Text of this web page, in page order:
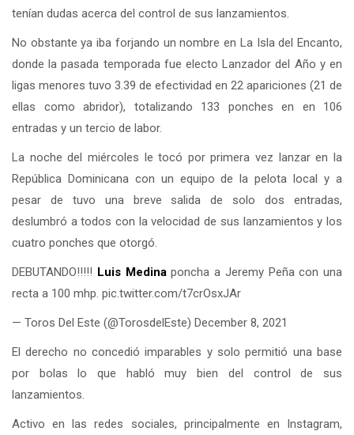
tenían dudas acerca del control de sus lanzamientos.
No obstante ya iba forjando un nombre en La Isla del Encanto,
donde la pasada temporada fue electo Lanzador del Año y en
ligas menores tuvo 3.39 de efectividad en 22 apariciones (21 de
ellas como abridor), totalizando 133 ponches en en 106
entradas y un tercio de labor.
La noche del miércoles le tocó por primera vez lanzar en la
República Dominicana con un equipo de la pelota local y a
pesar de tuvo una breve salida de solo dos entradas,
deslumbró a todos con la velocidad de sus lanzamientos y los
cuatro ponches que otorgó.
DEBUTANDO!!!!! Luis Medinaponcha a Jeremy Peña con una
recta a 100 mhp. pic.twitter.com/t7crOsxJAr
— Toros Del Este (@TorosdelEste) December 8, 2021
El derecho no concedió imparables y solo permitió una base
por bolas lo que habló muy bien del control de sus
lanzamientos.
Activo en las redes sociales, principalmente en Instagram,